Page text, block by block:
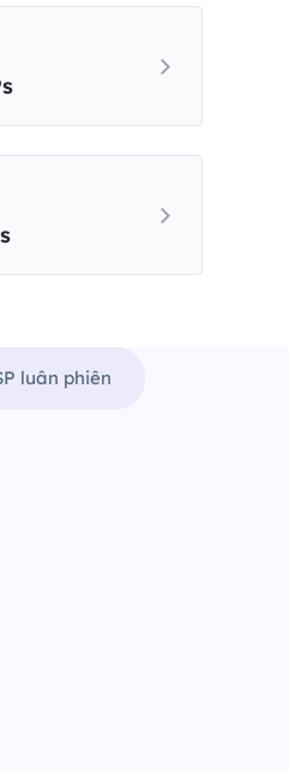
luân phiên